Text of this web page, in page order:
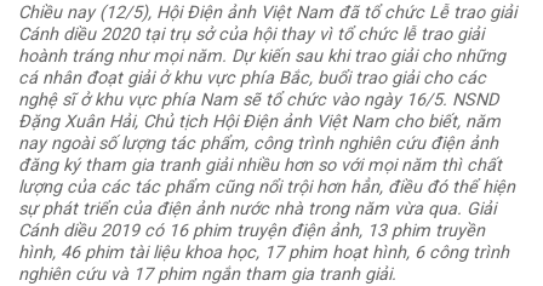
Chiều nay (12/5), Hội Điện ảnh Việt Nam đã tổ chức Lễ trao giải
Cánh diều 2020 tại trụ sở của hội thay vì tổ chức lễ trao giải
hoành tráng như mọi năm. Dự kiến sau khi trao giải cho những
cá nhân đoạt giải ở khu vực phía Bắc, buổi trao giải cho các
nghệ sĩ ở khu vực phía Nam sẽ tổ chức vào ngày 16/5. NSND
Đặng Xuân Hải, Chủ tịch Hội Điện ảnh Việt Nam cho biết, năm
nay ngoài số lượng tác phẩm, công trình nghiên cứu điện ảnh
đăng ký tham gia tranh giải nhiều hơn so với mọi năm thì chất
lượng của các tác phẩm cũng nổi trội hơn hẳn, điều đó thể hiện
sự phát triển của điện ảnh nước nhà trong năm vừa qua. Giải
Cánh diều 2019 có 16 phim truyện điện ảnh, 13 phim truyền
hình, 46 phim tài liệu khoa học, 17 phim hoạt hình, 6 công trình
nghiên cứu và 17 phim ngắn tham gia tranh giải.